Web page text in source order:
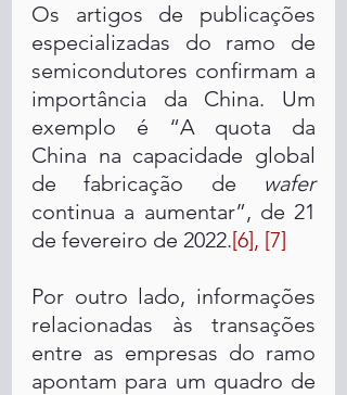
Os artigos de publicações
especializadas do ramo de
semicondutores confirmam a
importância da China. Um
exemplo é “A quota da
China na capacidade global
de fabricação de wafer
continua a aumentar”, de 21
de fevereiro de 2022.[6], [7]
Por outro lado, informações
relacionadas às transações
entre as empresas do ramo
apontam para um quadro de